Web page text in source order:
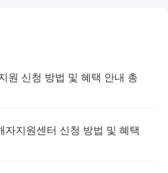
원 신청 방법 및 혜택 안내 총
자지원센터 신청 방법 및 혜택